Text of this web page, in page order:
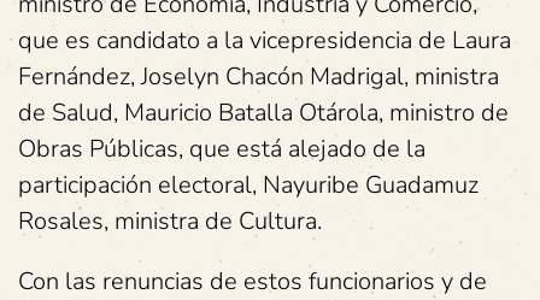
que es candidato a la vicepresidencia de Laura
Fernández, Joselyn Chacón Madrigal, ministra
de Salud, Mauricio Batalla Otárola, ministro de
Obras Públicas, que está alejado de la
participación electoral, Nayuribe Guadamuz
Rosales, ministra de Cultura.
Con las renuncias de estos funcionarios y de